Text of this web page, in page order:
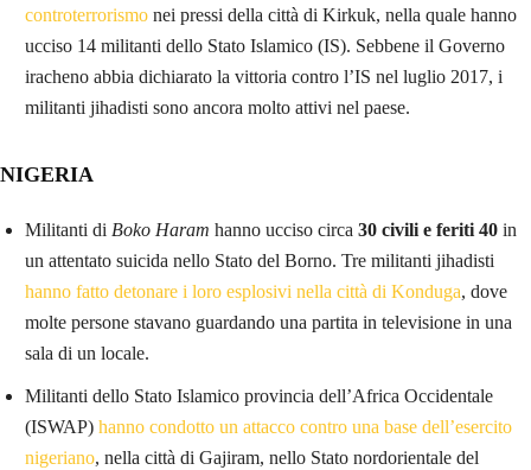
controterrorismo nei pressi della città di Kirkuk, nella quale hanno
ucciso 14 militanti dello Stato Islamico (IS). Sebbene il Governo
iracheno abbia dichiarato la vittoria contro l’IS nel luglio 2017, i
militanti jihadisti sono ancora molto attivi nel paese.
NIGERIA
Militanti di Boko Haram hanno ucciso circa 30 civili e feriti 40 in
un attentato suicida nello Stato del Borno. Tre militanti jihadisti
hanno fatto detonare i loro esplosivi nella città di Konduga, dove
molte persone stavano guardando una partita in televisione in una
sala di un locale.
Militanti dello Stato Islamico provincia dell’Africa Occidentale
(ISWAP) hanno condotto un attacco contro una base dell’esercito
nigeriano, nella città di Gajiram, nello Stato nordorientale del